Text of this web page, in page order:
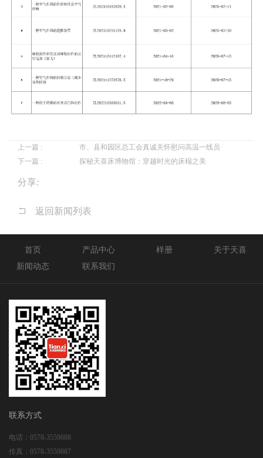
上一篇 :
市、县和园区总工会真诚关怀慰问高温一线员
下一篇 :
探秘天喜床博物馆：穿越时光的床榻之美
分享:
返回新闻列表
首页 产品中心 样册
关于天喜
新闻动态
联系我们
联系方式
电话： 0578-3559888
传真： 0578-3559887